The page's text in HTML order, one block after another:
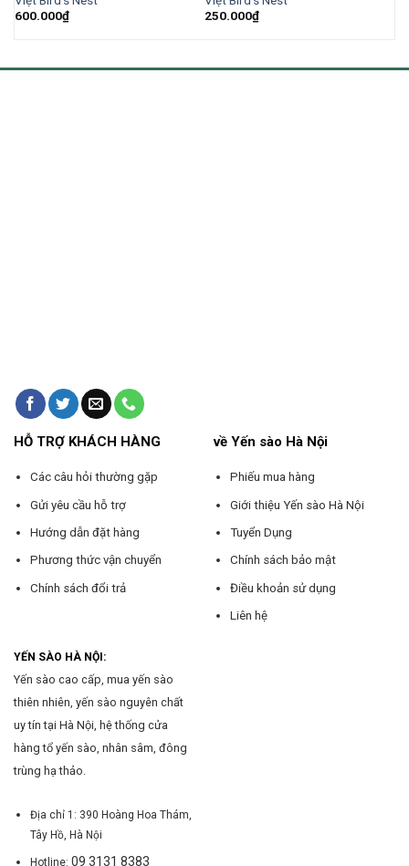
600.000₫
250.000₫
HỖ TRỢ KHÁCH HÀNG
Các câu hỏi thường gặp
Gửi yêu cầu hỗ trợ
Hướng dẫn đặt hàng
Phương thức vận chuyển
Chính sách đổi trả
về Yến sào Hà Nội
Phiếu mua hàng
Giới thiệu Yến sào Hà Nội
Tuyển Dụng
Chính sách bảo mật
Điều khoản sử dụng
Liên hệ
YẾN SÀO HÀ NỘI:
Yến sào cao cấp, mua yến sào
thiên nhiên, yến sào nguyên chất
uy tín tại Hà Nội, hệ thống cửa
hàng tổ yến sào, nhân sâm, đông
trùng hạ thảo.
Địa chỉ 1: 390 Hoàng Hoa Thám,
Tây Hồ, Hà Nội
Hotline: 09 3131 8383